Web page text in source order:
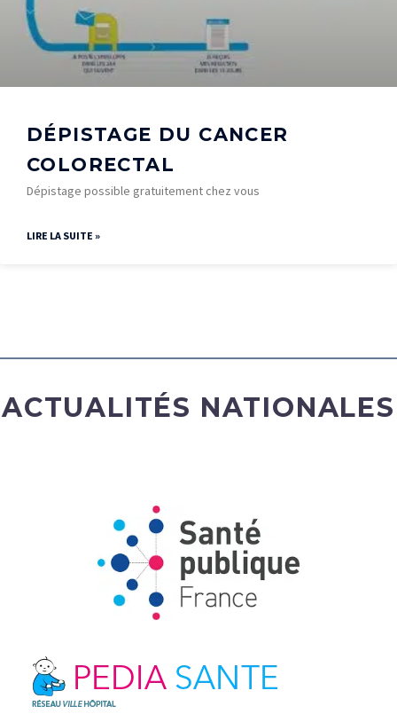
DÉPISTAGE DU CANCER
COLORECTAL
Dépistage possible gratuitement chez vous
LIRE LA SUITE »
ACTUALITÉS NATIONALES